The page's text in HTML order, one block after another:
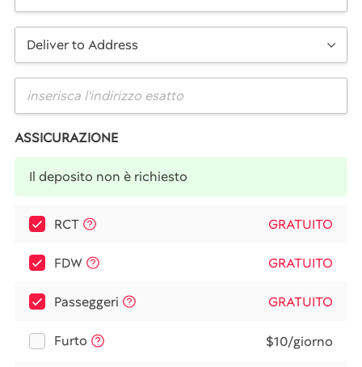
Deliver to Address
ASSICURAZIONE
Il deposito non è richiesto
RCT GRATUITO
FDW GRATUITO
Passeggeri GRATUITO
Furto $10/giorno